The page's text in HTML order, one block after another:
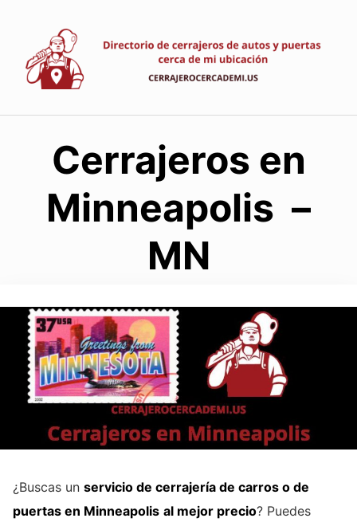
contenido
Cerrajeros en
Minneapolis –
MN
¿Buscas un servicio de cerrajería de carros o de
puertas en Minneapolis al mejor precio? Puedes